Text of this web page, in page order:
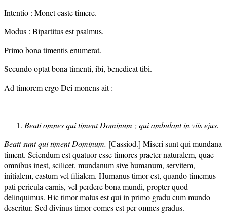
Intentio : Monet caste timere.
Modus : Bipartitus est psalmus.
Primo bona timentis enumerat.
Secundo optat bona timenti, ibi, benedicat tibi.
Ad timorem ergo Dei monens ait :
Beati omnes qui timent Dominum ; qui ambulant in viis ejus.
Beati sunt qui timent Dominum. [Cassiod.] Miseri sunt qui mundana
timent. Sciendum est quatuor esse timores praeter naturalem, quae
omnibus inest, scilicet, mundanum sive humanum, servitem,
initialem, castum vel filialem. Humanus timor est, quando timemus
pati pericula carnis, vel perdere bona mundi, propter quod
delinquimus. Hic timor malus est qui in primo gradu cum mundo
deseritur. Sed divinus timor comes est per omnes gradus.